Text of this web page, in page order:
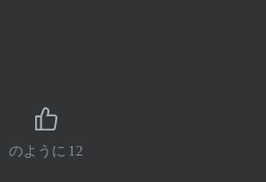
のように 12